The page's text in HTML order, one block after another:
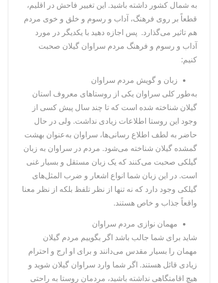
به شمال کشور داشته باشید. این تغییر فاحش در اقلیم،
قطعاً بر روی فرهنگ، آداب و رسوم و خلق و خوی مردم
هم تاثیر می‌گذارد. پس اجازه دهید با یکدیگر در مورد
آداب و رسوم و فرهنگ مردم سراوان گیلان صحبت
زبان و گویش مردم سراوان
به‌طور کلی سراوان یکی از روستاهای معروف استان
گیلان شناخته شده است که تا چند سال پیش کسی از
وجود این روستا اطلاعات زیادی نداشت. ولی در حال
حاضر به لطف اطلاع رسانی‌ها، سراوان به‌عنوان بهشت
گمشده گیلان شناخته می‌شود. مردم در سراوان به زبان
گیلکی صحبت می‌کنند که یک زبان مستقل و بسیار غنی
است. در این زبان شما انواع اشعار و ضرب المثل‌های
گیلکی وجود دارد که نه تنها از نظر تلفظ بلکه از نظر معنا
واقعاً جذاب و خاص هستند.
مهمان نوازی مردم سراوان
شاید برای شما جالب باشد اگر بگوییم مردم گیلان
مهمان را بسیار مقدس می‌دانند و برای او ارج و احترام
زیادی قائل هستند. اگر شما وارد سراوان گیلان شوید و
هیچ اقامتگاهی نداشته باشید، مردمان روستا به راحتی